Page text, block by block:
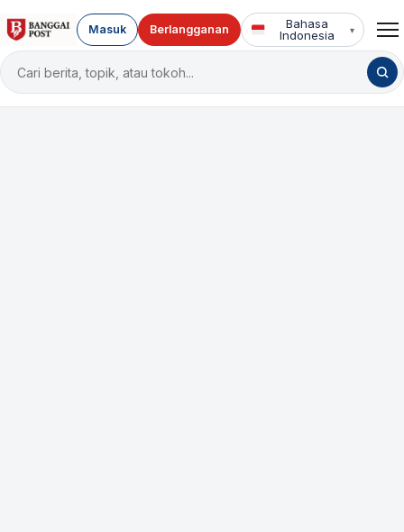
Cari
berita
Masuk Berlangganan
Bahasa
Indonesia
▾